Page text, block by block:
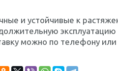
и устойчивые к
эксплуатацию
можно по телефону